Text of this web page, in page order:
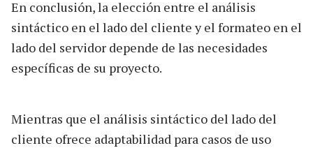
En conclusión, la elección entre el análisis
sintáctico en el lado del cliente y el formateo en el
lado del servidor depende de las necesidades
específicas de su proyecto.
Mientras que el análisis sintáctico del lado del
cliente ofrece adaptabilidad para casos de uso